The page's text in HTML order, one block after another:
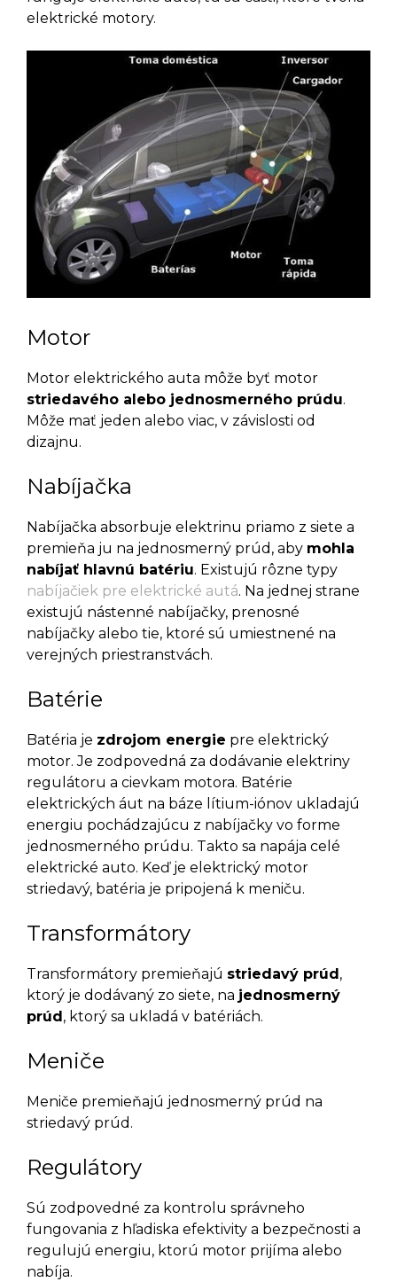
elektrické motory.
Motor
Motor elektrického auta môže byť motor
striedavého alebo jednosmerného prúdu.
Môže mať jeden alebo viac, v závislosti od
dizajnu.
Nabíjačka
Nabíjačka absorbuje elektrinu priamo z siete a
premieňa ju na jednosmerný prúd, aby mohla
nabíjať hlavnú batériu. Existujú rôzne typy
nabíjačiek pre elektrické autá. Na jednej strane
existujú nástenné nabíjačky, prenosné
nabíjačky alebo tie, ktoré sú umiestnené na
verejných priestranstvách.
Batérie
Batéria je zdrojom energie pre elektrický
motor. Je zodpovedná za dodávanie elektriny
regulátoru a cievkam motora. Batérie
elektrických áut na báze lítium-iónov ukladajú
energiu pochádzajúcu z nabíjačky vo forme
jednosmerného prúdu. Takto sa napája celé
elektrické auto. Keď je elektrický motor
striedavý, batéria je pripojená k meniču.
Transformátory
Transformátory premieňajú striedavý prúd ,
ktorý je dodávaný zo siete, na jednosmerný
prúd , ktorý sa ukladá v batériách.
Meniče
Meniče premieňajú jednosmerný prúd na
striedavý prúd.
Regulátory
Sú zodpovedné za kontrolu správneho
fungovania z hľadiska efektivity a bezpečnosti a
regulujú energiu, ktorú motor prijíma alebo
nabíja.